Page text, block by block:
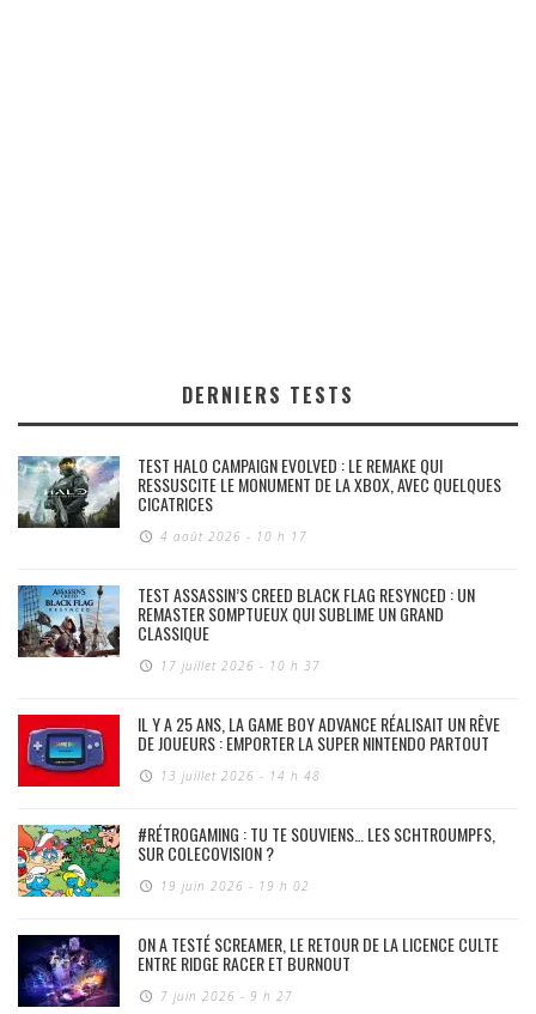
DERNIERS TESTS
TEST HALO CAMPAIGN EVOLVED : LE REMAKE QUI
RESSUSCITE LE MONUMENT DE LA XBOX, AVEC QUELQUES
CICATRICES
4 août 2026 - 10 h 17
TEST ASSASSIN’S CREED BLACK FLAG RESYNCED : UN
REMASTER SOMPTUEUX QUI SUBLIME UN GRAND
CLASSIQUE
17 juillet 2026 - 10 h 37
IL Y A 25 ANS, LA GAME BOY ADVANCE RÉALISAIT UN RÊVE
DE JOUEURS : EMPORTER LA SUPER NINTENDO PARTOUT
13 juillet 2026 - 14 h 48
#RÉTROGAMING : TU TE SOUVIENS… LES SCHTROUMPFS,
SUR COLECOVISION ?
19 juin 2026 - 19 h 02
ON A TESTÉ SCREAMER, LE RETOUR DE LA LICENCE CULTE
ENTRE RIDGE RACER ET BURNOUT
7 juin 2026 - 9 h 27